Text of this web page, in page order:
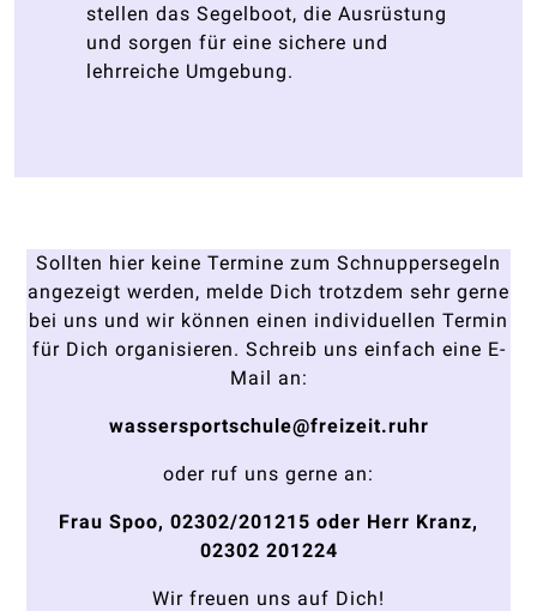
stellen das Segelboot, die Ausrüstung
und sorgen für eine sichere und
lehrreiche Umgebung.
Sollten hier keine Termine zum Schnuppersegeln
angezeigt werden, melde Dich trotzdem sehr gerne
bei uns und wir können einen individuellen Termin
für Dich organisieren. Schreib uns einfach eine E-
Mail an:
wassersportschule@freizeit.ruhr
oder ruf uns gerne an:
Frau Spoo, 02302/201215 oder Herr Kranz,
02302 201224
Wir freuen uns auf Dich!